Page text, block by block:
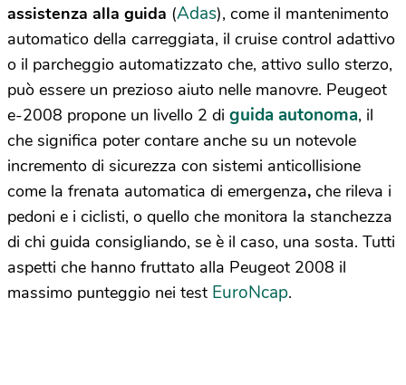
assistenza alla guida (Adas), come il mantenimento
automatico della carreggiata, il cruise control adattivo
o il parcheggio automatizzato che, attivo sullo sterzo,
può essere un prezioso aiuto nelle manovre. Peugeot
e-2008 propone un livello 2 di guida autonoma, il
che significa poter contare anche su un notevole
incremento di sicurezza con sistemi anticollisione
come la frenata automatica di emergenza, che rileva i
pedoni e i ciclisti, o quello che monitora la stanchezza
di chi guida consigliando, se è il caso, una sosta. Tutti
aspetti che hanno fruttato alla Peugeot 2008 il
massimo punteggio nei test EuroNcap.